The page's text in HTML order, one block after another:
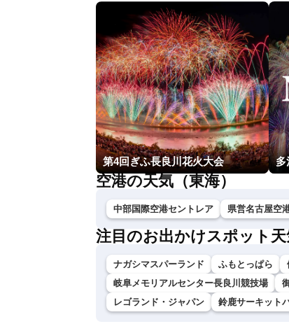
第4回ぎふ長良川花火大会 多
空港の天気（東海）
中部国際空港セントレア 県営名古屋空
注目のお出かけスポット天
ナガシマスパーランド ふもとっぱら
岐阜メモリアルセンター長良川競技場
レゴランド・ジャパン
鈴鹿サーキット